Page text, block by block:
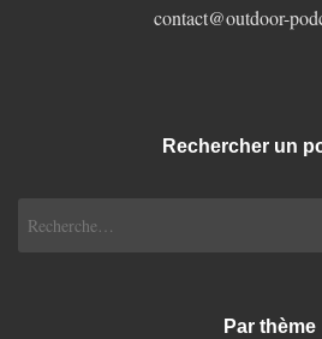
contact@outdoor-
Rechercher un
Par thème